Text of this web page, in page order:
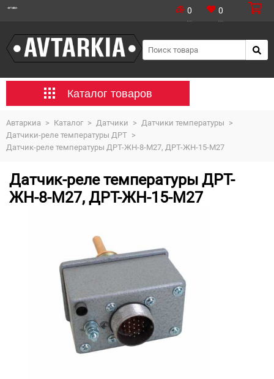
0 0
Каталог товаров
Автаркиа > Каталог > Датчики > Датчики температуры >
Датчики-реле температуры ДРТ >
Датчик-реле температуры ДРТ-ЖН-8-М27, ДРТ-ЖН-15-М27
Датчик-реле температуры ДРТ-
ЖН-8-М27, ДРТ-ЖН-15-М27